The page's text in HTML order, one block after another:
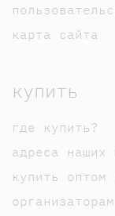
карта сайта
купить
где купить?
адреса наших
купить